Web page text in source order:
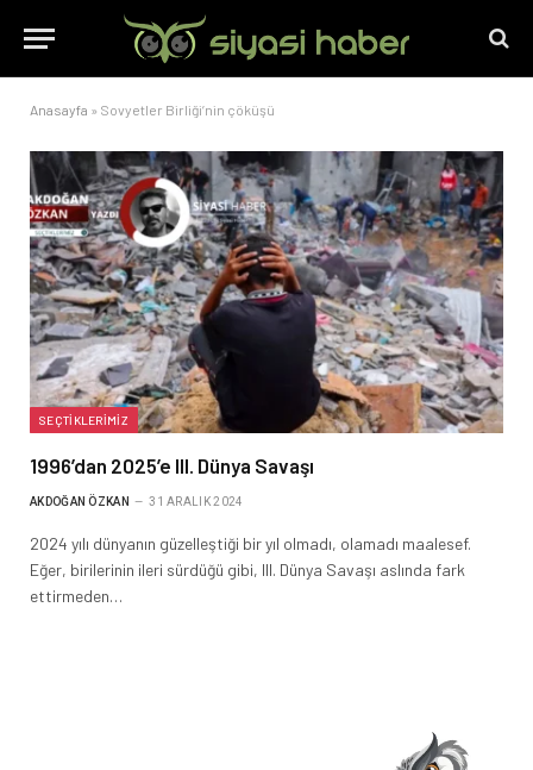
Anasayfa » Sovyetler Birliği’nin çöküşü
SEÇTIKLERIMIZ
1996’dan 2025’e III. Dünya Savaşı
AKDOĞAN ÖZKAN 31 ARALIK 2024
2024 yılı dünyanın güzelleştiği bir yıl olmadı, olamadı maalesef.
Eğer, birilerinin ileri sürdüğü gibi, III. Dünya Savaşı aslında fark
ettirmeden…